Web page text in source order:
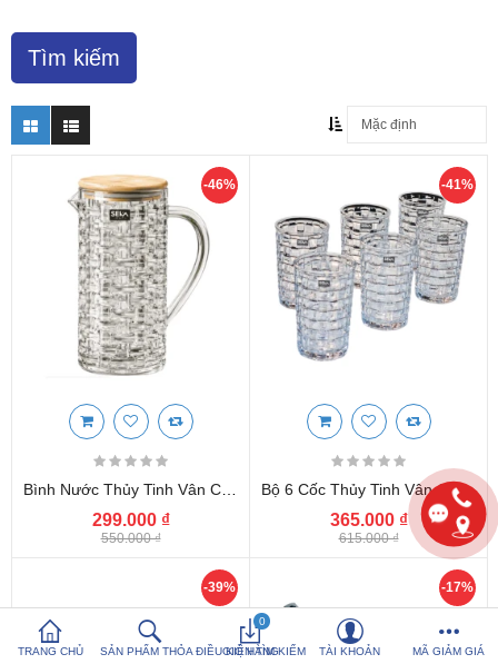
Sản phẩm khác
Tin tức
So sánh sản
phẩm (%s)
Yêu thích (0)
Hotline:0816 505 655
Tải App SanHangRe nhận Quà
TRANG CHỦ SẢN PHẨM THỎA ĐIỀU KIỆN TÌM KIẾM
0
GIỎ HÀNG TÀI KHOẢN MÃ GIẢM GIÁ
-46%
299.000 ₫
550.000 ₫
-41%
Bộ 6 Cốc Thủy Tinh Vân Caro 350ml Seka SKT35S6 Màu Trắng
365.000 ₫
615.000 ₫
-39% -17%